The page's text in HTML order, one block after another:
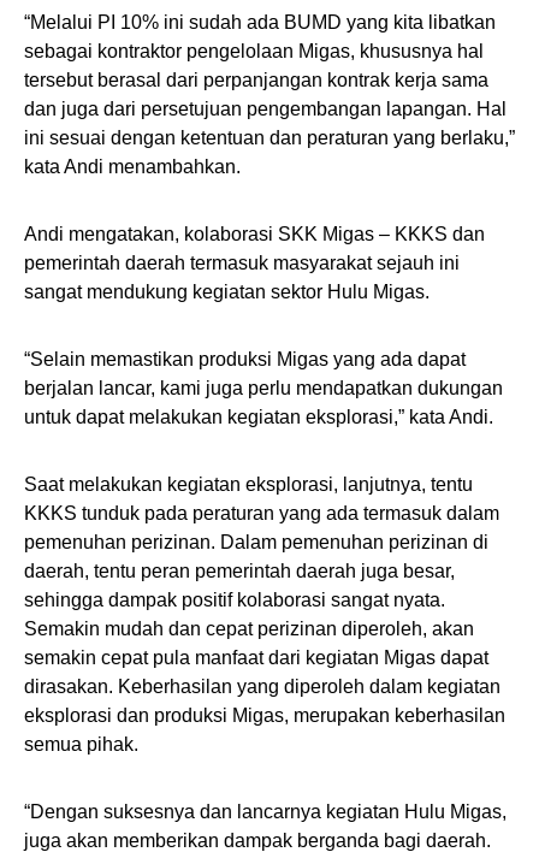
“Melalui PI 10% ini sudah ada BUMD yang kita libatkan
sebagai kontraktor pengelolaan Migas, khususnya hal
tersebut berasal dari perpanjangan kontrak kerja sama
dan juga dari persetujuan pengembangan lapangan. Hal
ini sesuai dengan ketentuan dan peraturan yang berlaku,”
kata Andi menambahkan.
Andi mengatakan, kolaborasi SKK Migas – KKKS dan
pemerintah daerah termasuk masyarakat sejauh ini
sangat mendukung kegiatan sektor Hulu Migas.
“Selain memastikan produksi Migas yang ada dapat
berjalan lancar, kami juga perlu mendapatkan dukungan
untuk dapat melakukan kegiatan eksplorasi,” kata Andi.
Saat melakukan kegiatan eksplorasi, lanjutnya, tentu
KKKS tunduk pada peraturan yang ada termasuk dalam
pemenuhan perizinan. Dalam pemenuhan perizinan di
daerah, tentu peran pemerintah daerah juga besar,
sehingga dampak positif kolaborasi sangat nyata.
Semakin mudah dan cepat perizinan diperoleh, akan
semakin cepat pula manfaat dari kegiatan Migas dapat
dirasakan. Keberhasilan yang diperoleh dalam kegiatan
eksplorasi dan produksi Migas, merupakan keberhasilan
semua pihak.
“Dengan suksesnya dan lancarnya kegiatan Hulu Migas,
juga akan memberikan dampak berganda bagi daerah.